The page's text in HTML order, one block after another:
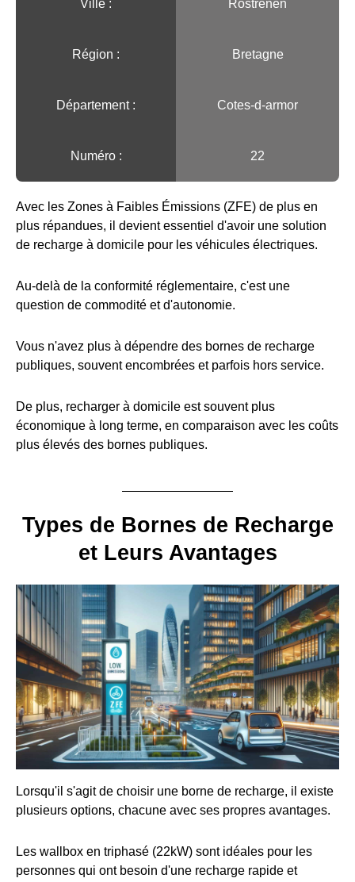
Ville :️ Rostrenen
Région :️ Bretagne
Département : Cotes-d-armor
Numéro : 22
Avec les Zones à Faibles Émissions (ZFE) de plus en
plus répandues, il devient essentiel d'avoir une solution
de recharge à domicile pour les véhicules électriques.
Au-delà de la conformité réglementaire, c'est une
question de commodité et d'autonomie.
Vous n'avez plus à dépendre des bornes de recharge
publiques, souvent encombrées et parfois hors service.
De plus, recharger à domicile est souvent plus
économique à long terme, en comparaison avec les coûts
plus élevés des bornes publiques.
Types de Bornes de Recharge
et Leurs Avantages
Lorsqu'il s'agit de choisir une borne de recharge, il existe
plusieurs options, chacune avec ses propres avantages.
Les wallbox en triphasé (22kW) sont idéales pour les
personnes qui ont besoin d'une recharge rapide et